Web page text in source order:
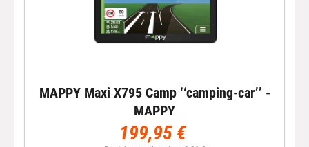
MAPPY Maxi X795 Camp ‘‘camping-car’’ -
MAPPY
199,95 €